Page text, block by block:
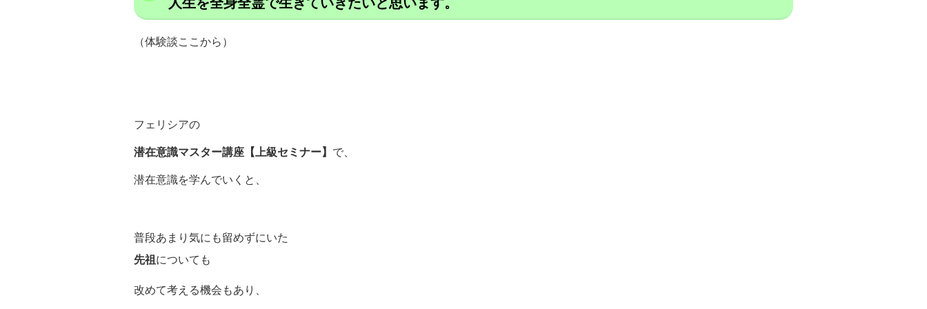
人生を全身全霊で生きていきたいと思います。
（体験談ここから）
フェリシアの
潜在意識マスター講座【上級セミナー】 で、
潜在意識を学んでいくと、
普段あまり気にも留めずにいた
先祖 についても
改めて考える機会もあり、